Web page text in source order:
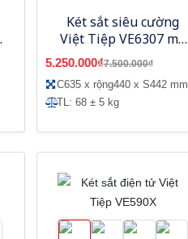
Két sắt siêu cường
Việt Tiệp VE6307 mã
số điện tử - Model mới
nhất
5.250.000₫7.500.000₫
C635 x rộng440 x S442 mm
TL: 68 ± 5 kg